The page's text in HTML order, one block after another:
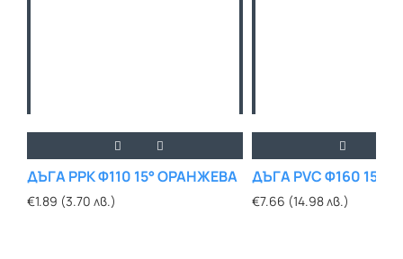
ДЪГА PPK Ф110 15° ОРАНЖЕВА
€1.89 (3.70 лв.)
ДЪГА PVC Ф160 15°
€7.66 (14.98 лв.)